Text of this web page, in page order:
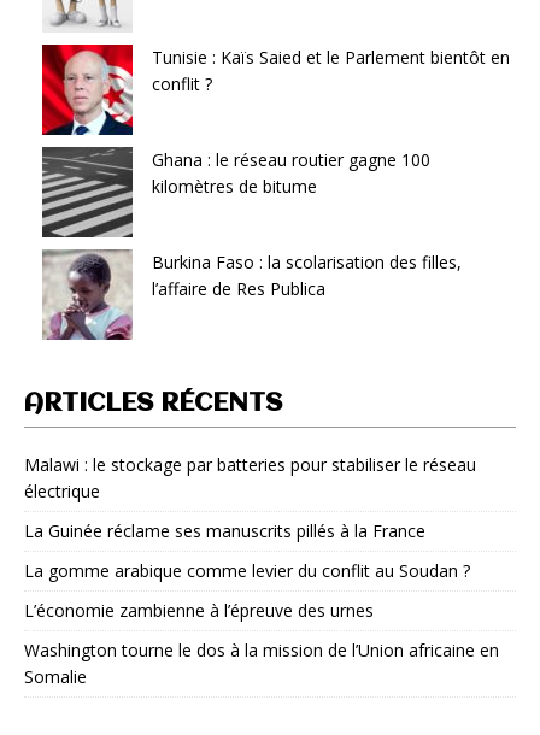
Tunisie : Kaïs Saied et le Parlement bientôt en
conflit ?
Ghana : le réseau routier gagne 100
kilomètres de bitume
Burkina Faso : la scolarisation des filles,
l’affaire de Res Publica
ARTICLES RÉCENTS
Malawi : le stockage par batteries pour stabiliser le réseau
électrique
La Guinée réclame ses manuscrits pillés à la France
La gomme arabique comme levier du conflit au Soudan ?
L’économie zambienne à l’épreuve des urnes
Washington tourne le dos à la mission de l’Union africaine en
Somalie